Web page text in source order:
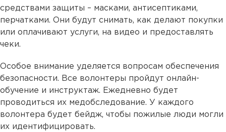
средствами защиты – масками, антисептиками,
перчатками. Они будут снимать, как делают покупки
или оплачивают услуги, на видео и предоставлять
чеки.
Особое внимание уделяется вопросам обеспечения
безопасности. Все волонтеры пройдут онлайн-
обучение и инструктаж. Ежедневно будет
проводиться их медобследование. У каждого
волонтера будет бейдж, чтобы пожилые люди могли
их идентифицировать.